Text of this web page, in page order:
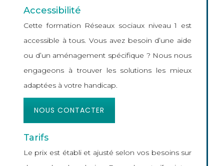
Accessibilité
Cette formation Réseaux sociaux niveau 1 est
accessible à tous. Vous avez besoin d’une aide
ou d’un aménagement spécifique ? Nous nous
engageons à trouver les solutions les mieux
adaptées à votre handicap.
NOUS CONTACTER
Tarifs
Le prix est établi et ajusté selon vos besoins sur